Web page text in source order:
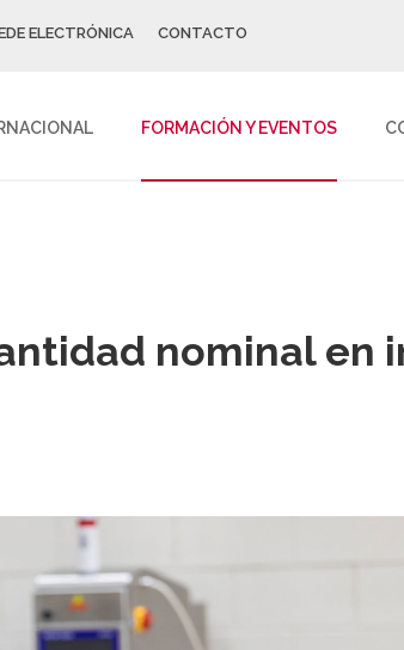
ELECTRÓNICA CONTACTO
FORMACIÓN Y EVENTOS
nominal en